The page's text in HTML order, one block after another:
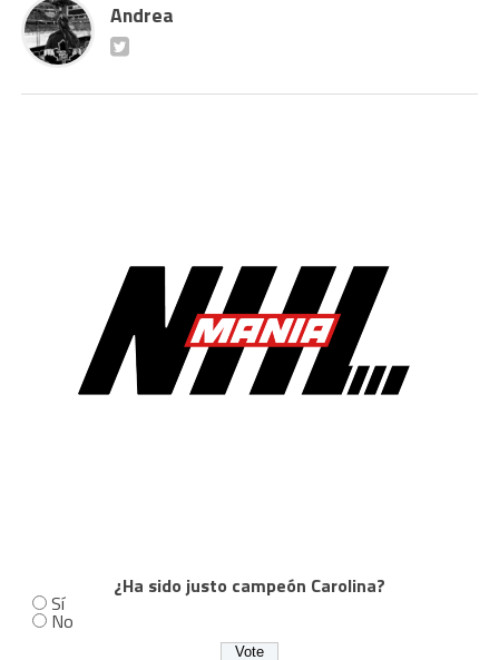
Andrea
¿Ha sido justo campeón Carolina?
Sí
No